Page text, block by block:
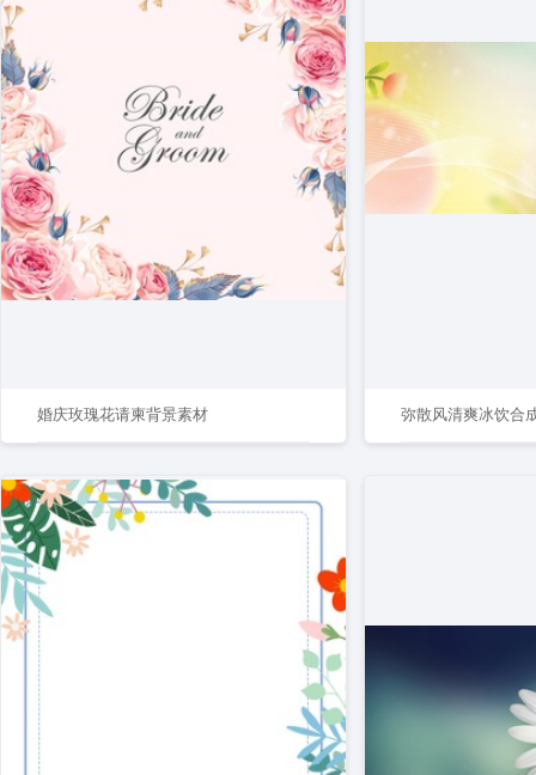
婚庆玫瑰花请柬背景素材 弥散风清爽冰饮合